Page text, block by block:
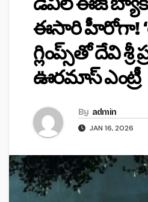
ఈసారి హీరోగా!
గ్లింప్స్‌తో దేవి శ్రీ
ఊరమాస్ ఎంట్రీ
By admin
JAN 16, 2026